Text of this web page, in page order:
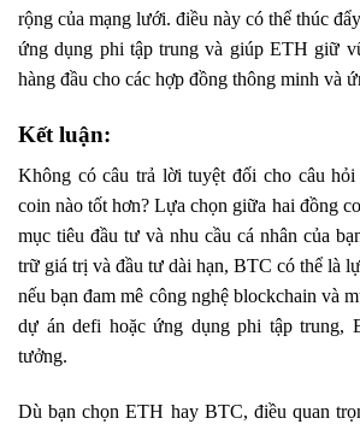
rộng của mạng lưới. điều này có thể thúc
ứng dụng phi tập trung và giúp ETH giữ
hàng đầu cho các hợp đồng thông minh và
Kết luận:
Không có câu trả lời tuyệt đối cho câu
coin nào tốt hơn? Lựa chọn giữa hai đồng
mục tiêu đầu tư và nhu cầu cá nhân của
trữ giá trị và đầu tư dài hạn, BTC có thể là
nếu bạn đam mê công nghệ blockchain và
dự án defi hoặc ứng dụng phi tập trung,
tưởng.
Dù bạn chọn ETH hay BTC, điều quan